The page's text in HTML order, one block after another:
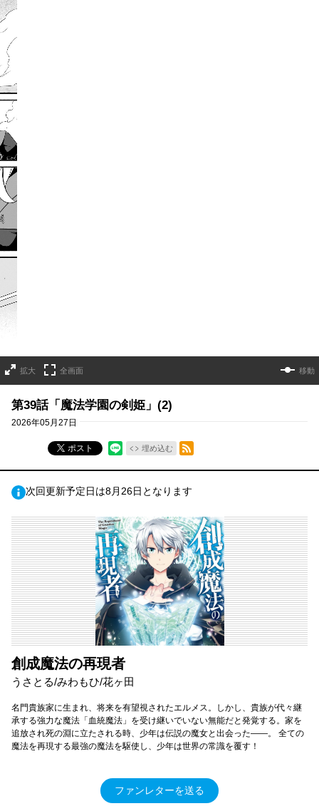
拡大 全画面 移動
第39話「魔法学園の剣姫」(2)
2026年05月27日
ポスト 埋め込む
RSSフィード
次回更新予定日は8月26日となります
創成魔法の再現者
うさとる/みわもひ/花ヶ田
名門貴族家に生まれ、将来を有望視されたエルメス。しかし、貴族が代々継
承する強力な魔法「血統魔法」を受け継いでいない無能だと発覚する。家を
追放され死の淵に立たされる時、少年は伝説の魔女と出会った――。 全ての
魔法を再現する最強の魔法を駆使し、少年は世界の常識を覆す！
ファンレターを送る